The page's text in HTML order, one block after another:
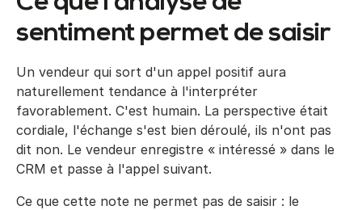
sentiment permet de saisir
Un vendeur qui sort d'un appel positif aura
naturellement tendance à l'interpréter
favorablement. C'est humain. La perspective était
cordiale, l'échange s'est bien déroulé, ils n'ont pas
dit non. Le vendeur enregistre « intéressé » dans le
CRM et passe à l'appel suivant.
Ce que cette note ne permet pas de saisir : le